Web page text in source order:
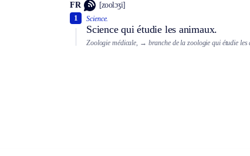
FR [zoolɔʒi]
Science.
Science qui étudie les animaux.
1
Zoologie médicale, → branche de la zoologie qui étudie les